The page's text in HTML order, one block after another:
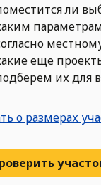
ли
еще
их для
о размерах